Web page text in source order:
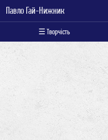
Павло Гай-Нижник
☰ Творчість